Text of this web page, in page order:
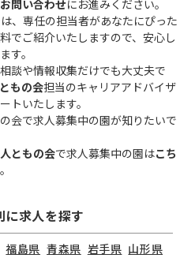
問い合わせにお進みください。
、専任の担当者があなたにぴった
でご紹介いたしますので、安心し
す。
談や情報収集だけでも大丈夫で
もの会担当のキャリアアドバイザ
トいたします。
会で求人募集中の園が知りたいで
ともの会で求人募集中の園はこち
に求人を探す
福島県 青森県 岩手県 山形県